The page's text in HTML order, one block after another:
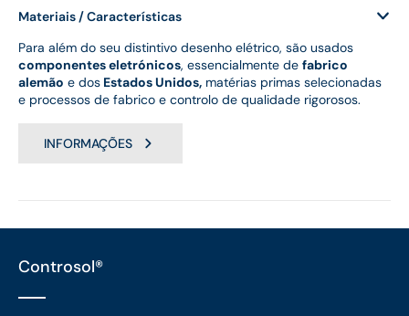
Materiais / Características
Para além do seu distintivo desenho elétrico, são usados
componentes eletrónicos, essencialmente de fabrico
alemão e dos Estados Unidos, matérias primas selecionadas
e processos de fabrico e controlo de qualidade rigorosos.
INFORMAÇÕES
Controsol®